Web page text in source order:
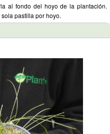
al fondo del hoyo de la plantación.
pastilla por hoyo.